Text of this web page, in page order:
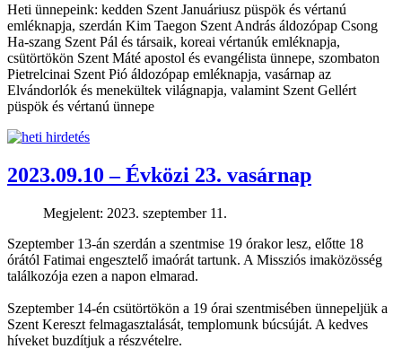
Heti ünnepeink: kedden Szent Januáriusz püspök és vértanú
emléknapja, szerdán Kim Taegon Szent András áldozópap Csong
Ha-szang Szent Pál és társaik, koreai vértanúk emléknapja,
csütörtökön Szent Máté apostol és evangélista ünnepe, szombaton
Pietrelcinai Szent Pió áldozópap emléknapja, vasárnap az
Elvándorlók és menekültek világnapja, valamint Szent Gellért
püspök és vértanú ünnepe
2023.09.10 – Évközi 23. vasárnap
Megjelent: 2023. szeptember 11.
Szeptember 13-án szerdán a szentmise 19 órakor lesz, előtte 18
órától Fatimai engesztelő imaórát tartunk. A Missziós imaközösség
találkozója ezen a napon elmarad.
Szeptember 14-én csütörtökön a 19 órai szentmisében ünnepeljük a
Szent Kereszt felmagasztalását, templomunk búcsúját. A kedves
híveket buzdítjuk a részvételre.